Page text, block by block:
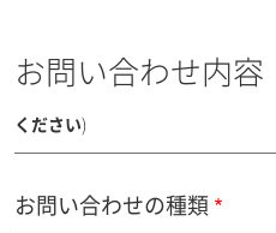
お問い合わせ内容
ください)
お問い合わせの種類